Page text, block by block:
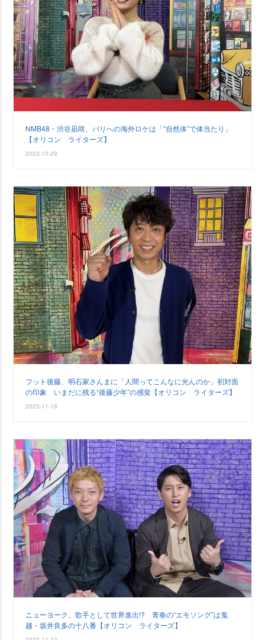
NMB48・渋谷凪咲、パリへの海外ロケは「“自然体”で体当たり」
【オリコン ライターズ】
2023-10-29
フット後藤、明石家さんまに「人間ってこんなに光んのか」初対面
の印象 いまだに残る“後藤少年”の感覚【オリコン ライターズ】
2023-11-19
ニューヨーク、歌手として世界進出!? 青春の“エモソング”は鬼
越・坂井良多の十八番【オリコン ライターズ】